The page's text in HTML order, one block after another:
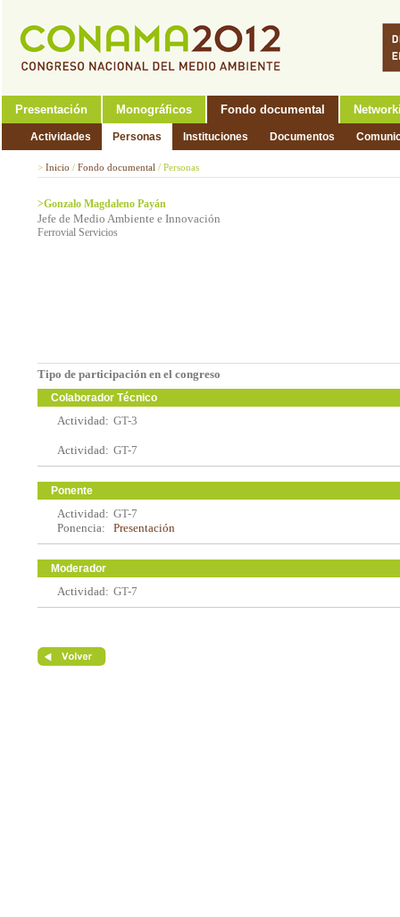
Presentación Monográficos Fondo documental
Actividades Personas Instituciones Documentos
> Inicio / Fondo documental / Personas
>Gonzalo Magdaleno Payán
Jefe de Medio Ambiente e Innovación
Ferrovial Servicios
Tipo de participación en el congreso
Colaborador Técnico
Actividad: GT-3
Actividad: GT-7
Ponente
Actividad: GT-7
Ponencia:
Presentación
Moderador
Actividad: GT-7